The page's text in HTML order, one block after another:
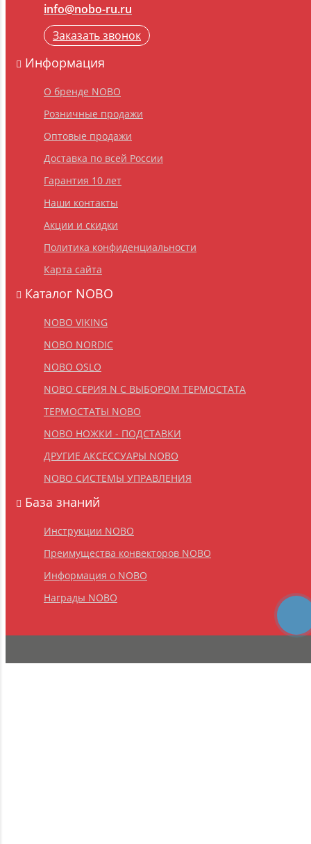
info@nobo-ru.ru
Заказать звонок
Информация
О бренде NOBO
Розничные продажи
Оптовые продажи
Доставка по всей России
Гарантия 10 лет
Наши контакты
Акции и скидки
Политика конфиденциальности
Карта сайта
Каталог NOBO
NOBO VIKING
NOBO NORDIC
NOBO OSLO
NOBO СЕРИЯ N С ВЫБОРОМ ТЕРМОСТАТА
ТЕРМОСТАТЫ NOBO
NOBO НОЖКИ - ПОДСТАВКИ
ДРУГИЕ АКСЕССУАРЫ NOBO
NOBO CИСТЕМЫ УПРАВЛЕНИЯ
База знаний
Инструкции NOBO
Преимущества конвекторов NOBO
Информация о NOBO
Награды NOBO